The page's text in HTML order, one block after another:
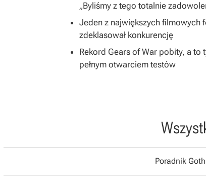
„Byliśmy z tego totalnie
Jeden z największych filmowych
zdeklasował konkurencję
Rekord Gears of War pobity, a to
pełnym otwarciem testów
Poradnik